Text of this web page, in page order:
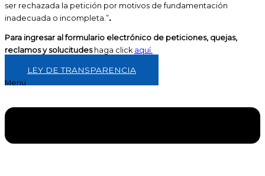
ser rechazada la petición por motivos de fundamentación
inadecuada o incompleta.”.
Para ingresar al formulario electrónico de peticiones, quejas,
reclamos y solucitudeshaga click aquí.
LEY DE TRANSPARENCIA
Menú